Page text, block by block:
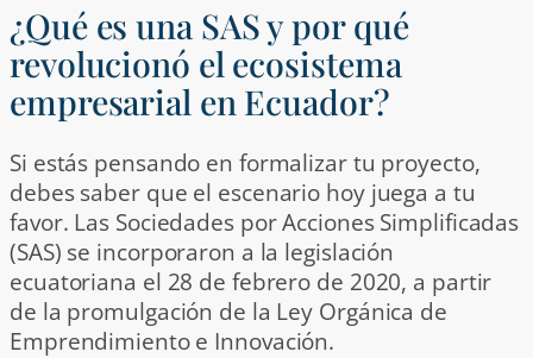
¿Qué es una SAS y por qué
revolucionó el ecosistema
empresarial en Ecuador?
Si estás pensando en formalizar tu proyecto,
debes saber que el escenario hoy juega a tu
favor. Las Sociedades por Acciones Simplificadas
(SAS) se incorporaron a la legislación
ecuatoriana el 28 de febrero de 2020, a partir
de la promulgación de la Ley Orgánica de
Emprendimiento e Innovación.